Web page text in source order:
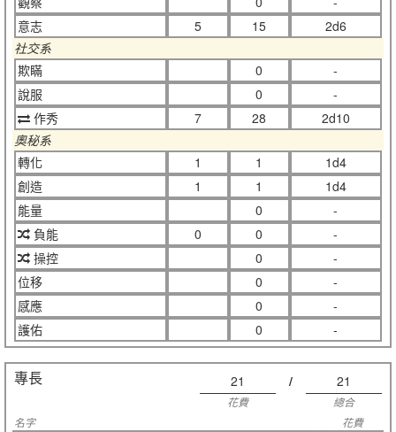
意志
5 15
2d6
社交系
欺瞞
0
-
說服
0
-
作秀
7 28
2d10
奧秘系
轉化
1 1
1d4
創造
1 1
1d4
能量
0
-
負能
0 0
-
操控
0
-
位移
0
-
感應
0
-
護佑
0 -
專長 21 / 21
花費
總合
名字
花費